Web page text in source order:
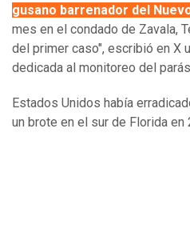
gusano barrenador del
mes en el condado de Zavala,
del primer caso", escribió en X
dedicada al monitoreo del
Estados Unidos había
un brote en el sur de Florida en